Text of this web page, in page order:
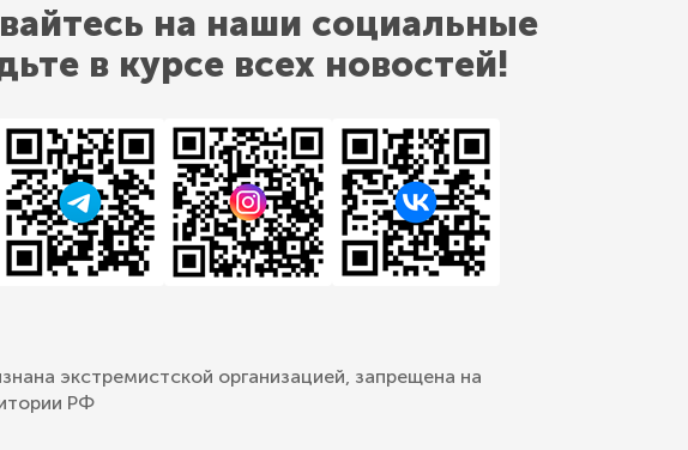
на наши социальные
в курсе всех новостей!
экстремистской организацией, запрещена на
РФ